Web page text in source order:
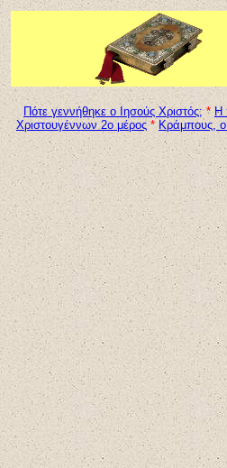
Πότε γεννήθηκε ο Ιησούς Χριστός; * Η
Χριστουγέννων 2ο μέρος * Κράμπους, ο